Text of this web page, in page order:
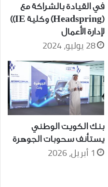
في القيادة بالشراكة مع
(Headspring) وكلية IE))
لإدارة الأعمال
28 يوليو، 2024
بنك الكويت الوطني
يستأنف سحوبات الجوهرة
1 أبريل، 2026